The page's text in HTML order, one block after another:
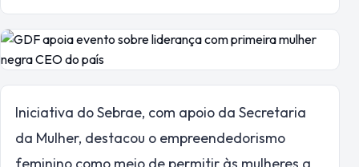
Iniciativa do Sebrae, com apoio da Secretaria
da Mulher, destacou o empreendedorismo